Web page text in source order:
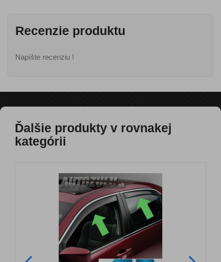
Recenzie produktu
Napíšte recenziu !
Ďalšie produkty v rovnakej
kategórii